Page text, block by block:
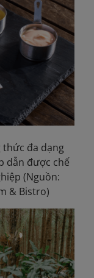
thức đa dạng
dẫn được chế
(Nguồn:
& Bistro)